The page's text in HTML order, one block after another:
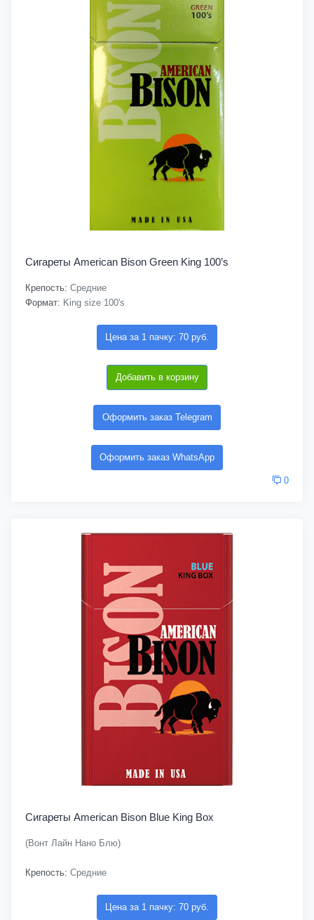
Сигареты American Bison Green King 100’s
Крепость: Средние
Формат: King size 100's
Цена за 1 пачку: 70 руб.
Добавить в корзину
Оформить заказ Telegram
Оформить заказ WhatsApp
0
Сигареты American Bison Blue King Box
(Вонт Лайн Нано Блю)
Крепость: Средние
Цена за 1 пачку: 70 руб.